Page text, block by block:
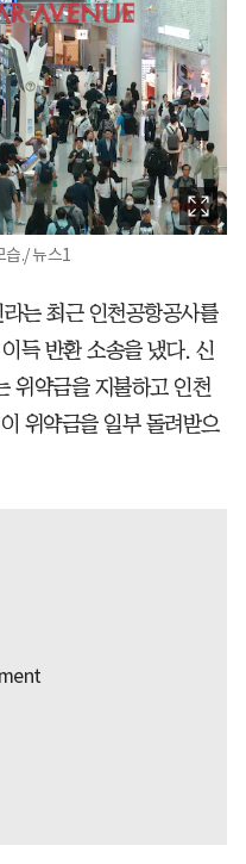
습./ 뉴스1
는 최근 인천공항공사를
득 반환 소송을 냈다. 신
위약금을 지불하고 인천
위약금을 일부 돌려받으